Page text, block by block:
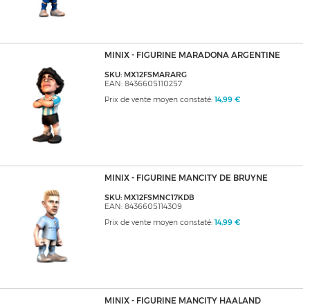
MINIX - FIGURINE MARADONA ARGENTINE
SKU: MX12FSMARARG
EAN: 8436605110257
Prix de vente moyen constaté: 14,99 €
MINIX - FIGURINE MANCITY DE BRUYNE
SKU: MX12FSMNC17KDB
EAN: 8436605114309
Prix de vente moyen constaté: 14,99 €
MINIX - FIGURINE MANCITY HAALAND